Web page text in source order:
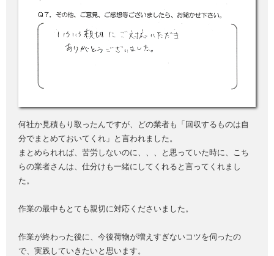
何社か見積もり取ったんですが、どの業者も「回収するものは自
分でまとめておいてくれ」と言われました。
まとめられれば、苦労しないのに、、、と思っていた時に、こち
らの業者さんは、仕分けも一緒にしてくれると言ってくれまし
た。
作業の最中もとても親切に対応くださいました。
作業が終わった後に、今後荷物が増えすぎないコツを伺ったの
で、実践していきたいと思います。